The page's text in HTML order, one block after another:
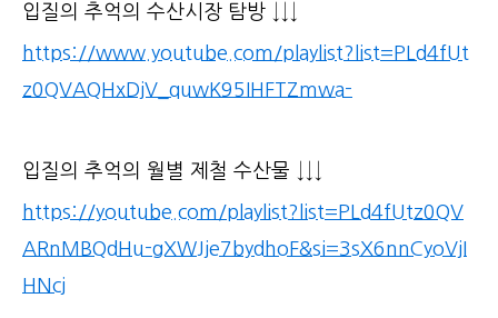
입질의 추억의 수산시장 탐방 ↓↓↓
https://www.youtube.com/playlist?list=PLd4fUt
z0QVAQHxDjV_quwK95IHFTZmwa-
입질의 추억의 월별 제철 수산물 ↓↓↓
https://youtube.com/playlist?list=PLd4fUtz0QV
ARnMBQdHu-gXWJje7bydhoF&si=3sX6nnCyoVjI
HNcj